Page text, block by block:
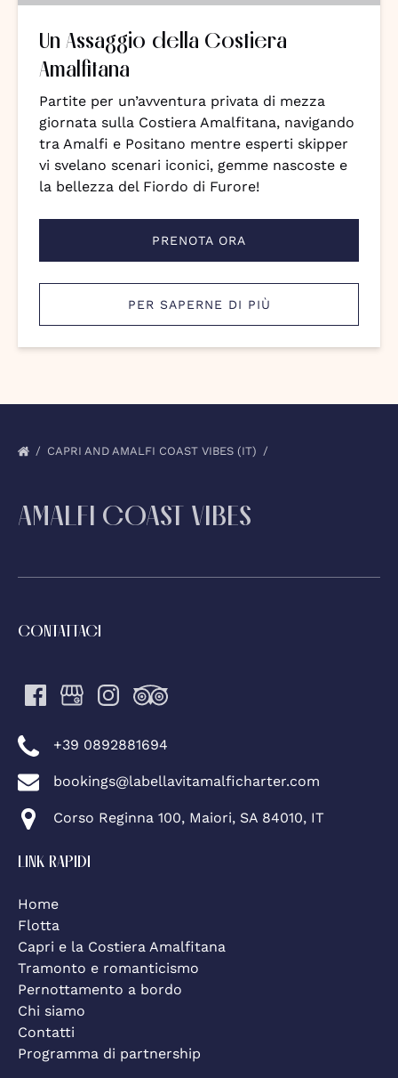
Un Assaggio della Costiera
Amalfitana
Partite per un’avventura privata di mezza
giornata sulla Costiera Amalfitana, navigando
tra Amalfi e Positano mentre esperti skipper
vi svelano scenari iconici, gemme nascoste e
la bellezza del Fiordo di Furore!
PRENOTA ORA
PER SAPERNE DI PIÙ
CAPRI AND AMALFI COAST VIBES (IT)
AMALFI COAST VIBES
CONTATTACI
+39 0892881694
bookings@labellavitamalficharter.com
Corso Reginna 100, Maiori, SA 84010, IT
LINK RAPIDI
Home
Flotta
Capri e la Costiera Amalfitana
Tramonto e romanticismo
Pernottamento a bordo
Chi siamo
Contatti
Programma di partnership